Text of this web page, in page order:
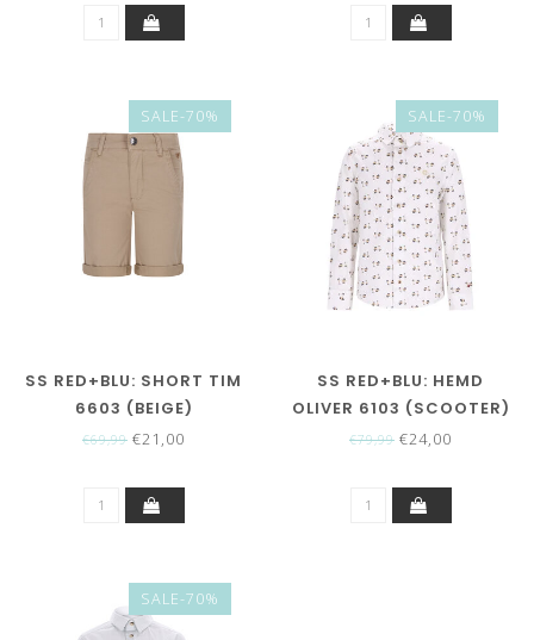
SALE-70%
SS RED+BLU: SHORT TIM
6603 (BEIGE)
€69,99 €21,00
SALE-70%
SS RED+BLU: HEMD
OLIVER 6103 (SCOOTER)
€79,99 €24,00
SALE-70%